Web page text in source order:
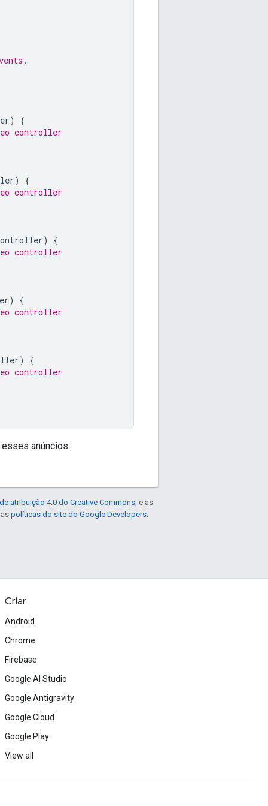
)
{
controller
)
{
controller
)
{
controller
)
{
controller
)
{
controller
anúncios.
atribuição 4.0 do Creative Commons , e as
políticas do site do Google Developers
Criar
Android
Chrome
Firebase
Google AI Studio
Google Antigravity
Google Cloud
Google Play
View all